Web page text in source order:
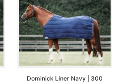
Dominick Liner Navy | 300